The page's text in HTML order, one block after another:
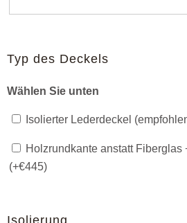
Typ des Deckels
Wählen Sie unten
Isolierter Lederdeckel
Holzrundkante anstatt Fiberglas
(+€445)